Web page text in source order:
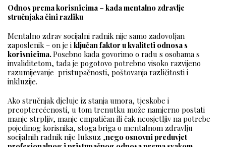
Odnos prema korisnicima – kada mentalno zdravlje
stručnjaka čini razliku
Mentalno zdrav socijalni radnik nije samo zadovoljan
zaposlenik – on je i ključan faktor u kvaliteti odnosa s
korisnicima.Posebno kada govorimo o radu s osobama s
invaliditetom, tada je pogotovo potrebno visoko razvijeno
razumijevanje pristupačnosti, poštovanja različitosti i
inkluzije.
Ako stručnjak djeluje iz stanja umora, tjeskobe i
preopterećenosti, u tom trenutku može namjerno postati
manje strpljiv, manje empatičan ili čak neosjetljiv na potrebe
pojedinog korisnika, stoga briga o mentalnom zdravlju
socijalnih radnik nije luksuz ,nego osnovni preduvjet